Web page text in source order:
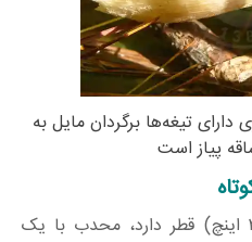
تیغه‌ها برگردان مایل به
پیاز است
کلاهک ۴-۸ سانتی‌متر (۱٫۶-۳٫۱ اینچ) قطر دارد، محدب با یک